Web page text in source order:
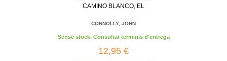
CAMINO BLANCO, EL
CONNOLLY, JOHN
Sense stock. Consultar terminis d'entrega
12,95 €